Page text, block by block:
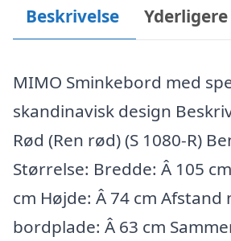
Beskrivelse
MIMO Sminkebord med
skandinavisk design
Rød (Ren rød) (S 1080-R)
Størrelse: Bredde: Â 105
cm Højde: Â 74 cm Afstand
bordplade: Â 63 cm